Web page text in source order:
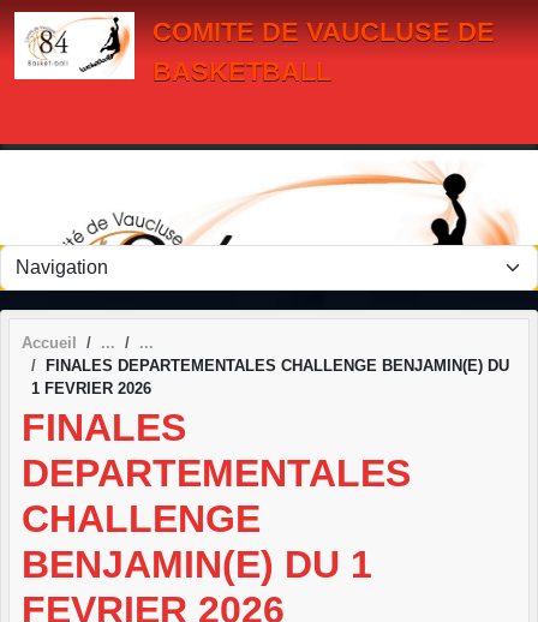
COMITE DE VAUCLUSE DE
BASKETBALL
Accueil
FINALES DEPARTEMENTALES CHALLENGE BENJAMIN(E) DU
1 FEVRIER 2026
FINALES
DEPARTEMENTALES
CHALLENGE
BENJAMIN(E) DU 1
FEVRIER 2026
Panneau de gestion des cookies